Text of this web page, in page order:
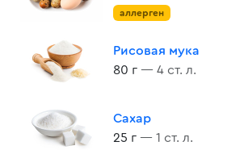
аллерген
Рисовая мука
80 г — 4 ст. л.
Сахар
25 г — 1 ст. л.